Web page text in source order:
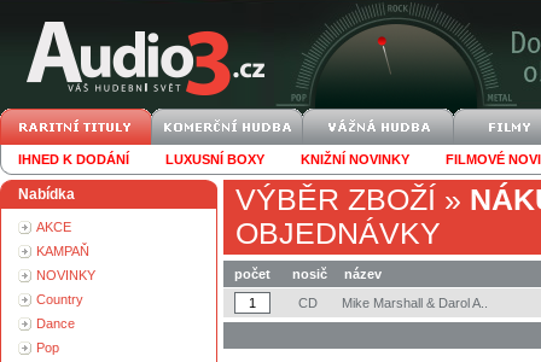
IHNED K DODÁNÍ LUXUSNÍ BOXY KNIŽNÍ NOVINKY FILMOVÉ
Nabídka
AKCE
KAMPAŇ
NOVINKY
Country
Dance
Pop
VÝBĚR ZBOŽÍ »
OBJEDNÁVKY
počet nosič
název
CD
Mike Marshall & Darol A..